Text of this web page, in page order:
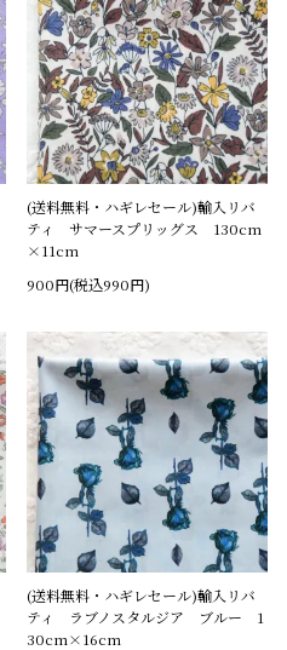
(送料無料・ハギレセール)輸入リバ
ティ サマースプリッグス 130cm
×11cm
900円(税込990円)
(送料無料・ハギレセール)輸入リバ
ティ ラブノスタルジア ブルー 1
30cm×16cm